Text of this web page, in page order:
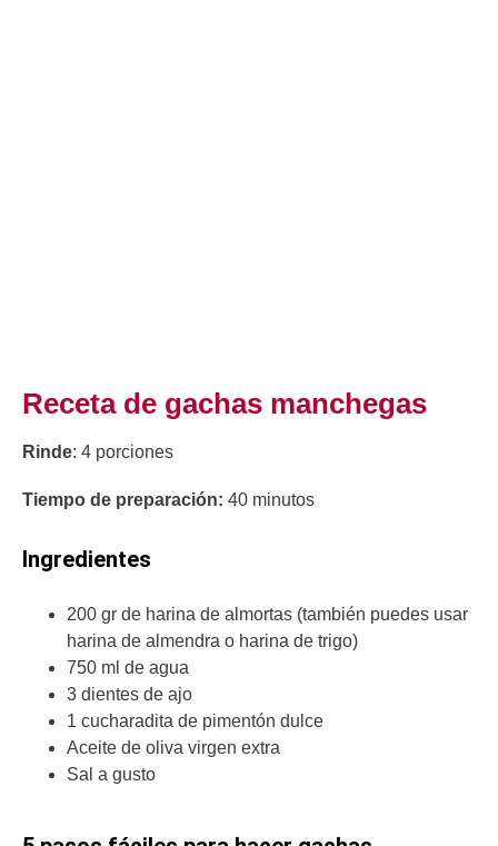
Receta de gachas manchegas
Rinde: 4 porciones
Tiempo de preparación: 40 minutos
Ingredientes
200 gr de harina de almortas (también puedes usar
harina de almendra o harina de trigo)
750 ml de agua
3 dientes de ajo
1 cucharadita de pimentón dulce
Aceite de oliva virgen extra
Sal a gusto